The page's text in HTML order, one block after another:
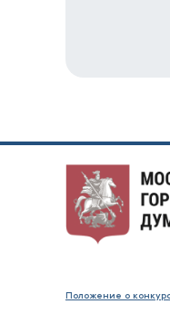
Положение о